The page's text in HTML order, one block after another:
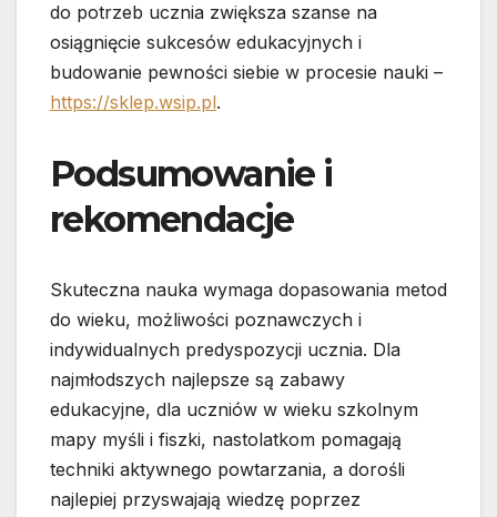
do potrzeb ucznia zwiększa szanse na
osiągnięcie sukcesów edukacyjnych i
budowanie pewności siebie w procesie nauki –
https://sklep.wsip.pl.
Podsumowanie i
rekomendacje
Skuteczna nauka wymaga dopasowania metod
do wieku, możliwości poznawczych i
indywidualnych predyspozycji ucznia. Dla
najmłodszych najlepsze są zabawy
edukacyjne, dla uczniów w wieku szkolnym
mapy myśli i fiszki, nastolatkom pomagają
techniki aktywnego powtarzania, a dorośli
najlepiej przyswajają wiedzę poprzez